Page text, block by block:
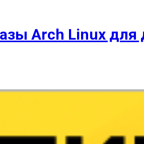
Arch Linux для